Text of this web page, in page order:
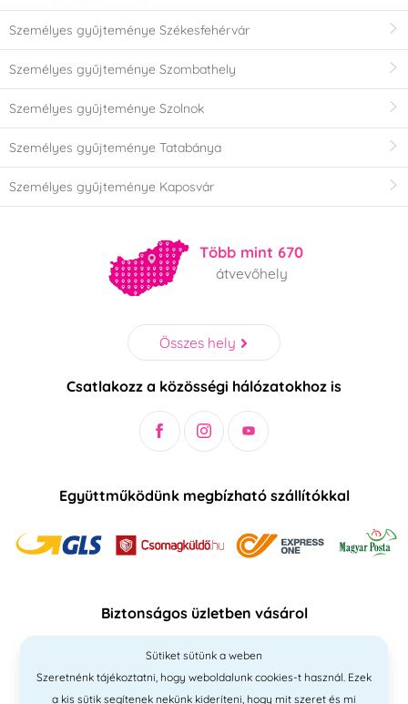
Személyes gyűjteménye Székesfehérvár
Személyes gyűjteménye Szombathely
Személyes gyűjteménye Szolnok
Személyes gyűjteménye Tatabánya
Személyes gyűjteménye Kaposvár
Több mint 670
átvevőhely
Összes hely
Csatlakozz a közösségi hálózatokhoz is
Együttműködünk megbízható szállítókkal
Biztonságos üzletben vásárol
Sütiket sütünk a weben
Szeretnénk tájékoztatni, hogy weboldalunk cookies-t használ. Ezek
a kis sütik segítenek nekünk kideríteni, hogy mit szeret és mi